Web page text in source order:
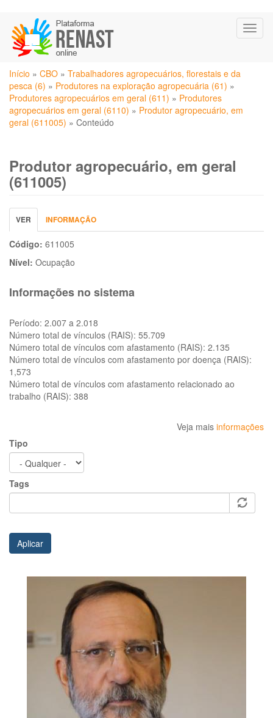
para
conteúdo
principal
Você
está
aqui
Início » CBO » Trabalhadores agropecuários, florestais e da
pesca (6) » Produtores na exploração agropecuária (61) »
Produtores agropecuários em geral (611) » Produtores
agropecuários em geral (6110) » Produtor agropecuário, em
geral (611005) » Conteúdo
Produtor agropecuário, em geral
(611005)
Abas
primárias
VER (ABA
ATIVA)
INFORMAÇÃO
Código: 611005
Nível: Ocupação
Informações no sistema
Período: 2.007 a 2.018
Número total de vínculos (RAIS): 55.709
Número total de vínculos com afastamento (RAIS): 2.135
Número total de vínculos com afastamento por doença (RAIS):
1,573
Número total de vínculos com afastamento relacionado ao
trabalho (RAIS): 388
Veja mais informações
Tipo
Tags
Aplicar